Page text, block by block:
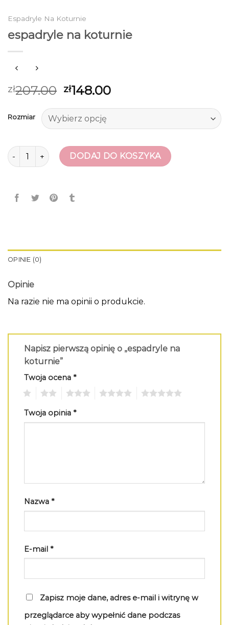
Espadryle Na Koturnie
espadryle na koturnie
zł207.00 zł148.00
Rozmiar
ilość espadryle na koturnieDODAJ DO KOSZYKA
OPINIE (0)
Opinie
Na razie nie ma opinii o produkcie.
Napisz pierwszą opinię o „espadryle na
koturnie”
Twoja ocena *
Twoja opinia *
Nazwa *
E-mail *
Zapisz moje dane, adres e-mail i witrynę w
przeglądarce aby wypełnić dane podczas